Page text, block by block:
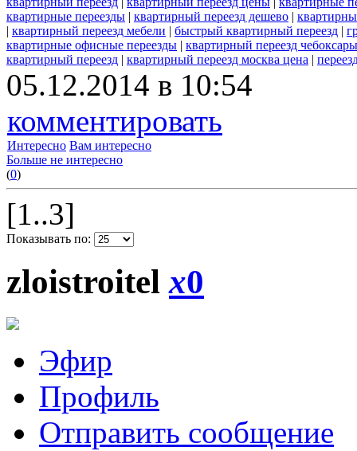
квартирные переезды | квартирный переезд дешево |
| квартирный переезд мебели | быстрый квартирный переезд |
квартирные офисные переезды | квартирный переезд чебоксары
квартирный переезд | квартирный переезд москва цена |
05.12.2014 в 10:54
комментировать
Интересно Вам интересно
Больше не интересно
(0)
[1..3]
Показывать по:
zloistroitelx0
Эфир
Профиль
Отправить сообщение